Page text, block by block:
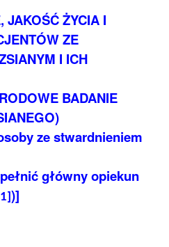
JAKOŚĆ ŻYCIA I
ZE
I ICH
BADANIE
ze stwardnieniem
główny opiekun
)]